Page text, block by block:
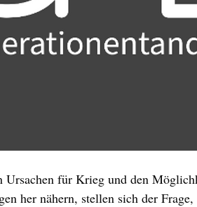
Ursachen für Krieg und den
her nähern, stellen sich der